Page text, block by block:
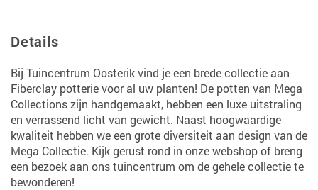
Details
Bij Tuincentrum Oosterik vind je een brede collectie aan
Fiberclay potterie voor al uw planten! De potten van Mega
Collections zijn handgemaakt, hebben een luxe uitstraling
en verrassend licht van gewicht. Naast hoogwaardige
kwaliteit hebben we een grote diversiteit aan design van de
Mega Collectie. Kijk gerust rond in onze webshop of breng
een bezoek aan ons tuincentrum om de gehele collectie te
bewonderen!